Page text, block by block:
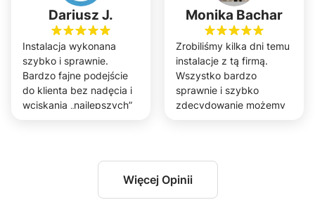
Dariusz J.
Instalacja wykonana
szybko i sprawnie.
Bardzo fajne podejście
do klienta bez nadęcia i
wciskania „najlepszych”
jest takie oczywiste.
Monika Bachar
Zrobiliśmy kilka dni temu
instalacje z tą firmą.
Wszystko bardzo
sprawnie i szybko
zdecydowanie możemy
Więcej Opinii